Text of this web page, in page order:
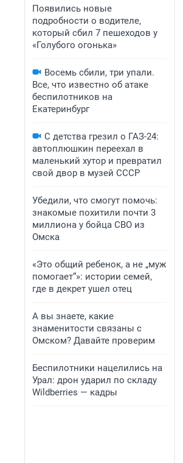
Появились новые
подробности о водителе,
который сбил 7 пешеходов у
«Голубого огонька»
Восемь сбили, три упали.
Все, что известно об атаке
беспилотников на
Екатеринбург
С детства грезил о ГАЗ-24:
автоплюшкин переехал в
маленький хутор и превратил
свой двор в музей СССР
Убедили, что смогут помочь:
знакомые похитили почти 3
миллиона у бойца СВО из
Омска
«Это общий ребенок, а не „муж
помогает“»: истории семей,
где в декрет ушел отец
А вы знаете, какие
знаменитости связаны с
Омском? Давайте проверим
Беспилотники нацелились на
Урал: дрон ударил по складу
Wildberries — кадры